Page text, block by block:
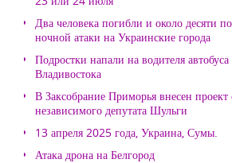
Два человека погибли и около десяти
ночной атаки на Украинские города
Подростки напали на водителя
Владивостока
В Заксобрание Приморья внесен
независимого депутата Шульги
13 апреля 2025 года, Украина, Сумы.
Атака дрона на Белгород